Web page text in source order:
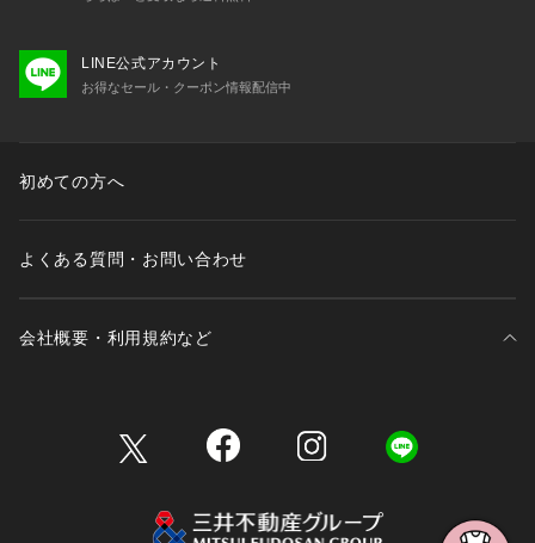
LINE公式アカウント
お得なセール・クーポン情報配信中
初めての方へ
よくある質問・お問い合わせ
会社概要・利用規約など